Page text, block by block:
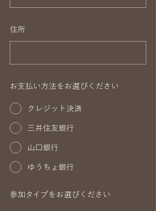
住所
お支払い方法をお選びください
クレジット決済
三井住友銀行
山口銀行
ゆうちょ銀行
参加タイプをお選びください